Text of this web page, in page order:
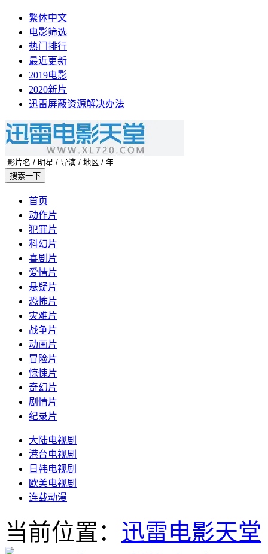
繁体中文
电影筛选
热门排行
最近更新
2019电影
2020新片
迅雷屏蔽资源解决办法
首页
动作片
犯罪片
科幻片
喜剧片
爱情片
悬疑片
恐怖片
灾难片
战争片
动画片
冒险片
惊悚片
奇幻片
剧情片
纪录片
大陆电视剧
港台电视剧
日韩电视剧
欧美电视剧
连载动漫
当前位置： 迅雷电影天堂